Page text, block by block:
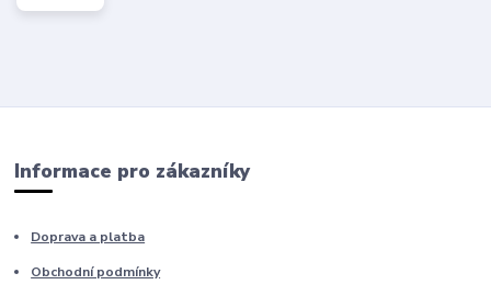
Informace pro zákazníky
Doprava a platba
Obchodní podmínky